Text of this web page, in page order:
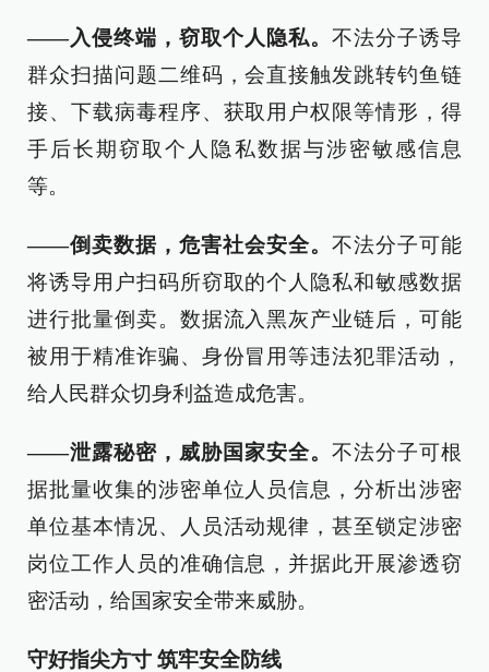
——入侵终端，窃取个人隐私。 不法分子诱导
群众扫描问题二维码，会直接触发跳转钓鱼链
接、下载病毒程序、获取用户权限等情形，得
手后长期窃取个人隐私数据与涉密敏感信息
等。
——倒卖数据，危害社会安全。 不法分子可能
将诱导用户扫码所窃取的个人隐私和敏感数据
进行批量倒卖。数据流入黑灰产业链后，可能
被用于精准诈骗、身份冒用等违法犯罪活动，
给人民群众切身利益造成危害。
——泄露秘密，威胁国家安全。 不法分子可根
据批量收集的涉密单位人员信息，分析出涉密
单位基本情况、人员活动规律，甚至锁定涉密
岗位工作人员的准确信息，并据此开展渗透窃
密活动，给国家安全带来威胁。
守好指尖方寸 筑牢安全防线